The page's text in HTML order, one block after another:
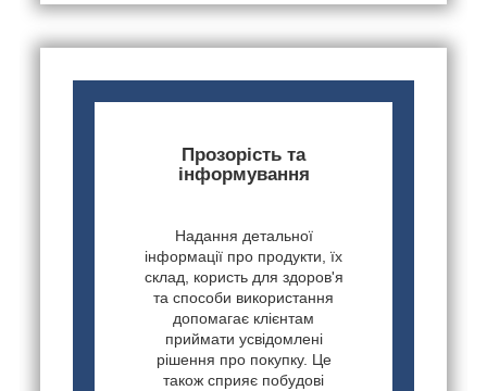
Прозорість та
інформування
Надання детальної
інформації про продукти, їх
склад, користь для здоров'я
та способи використання
допомагає клієнтам
приймати усвідомлені
рішення про покупку. Це
також сприяє побудові